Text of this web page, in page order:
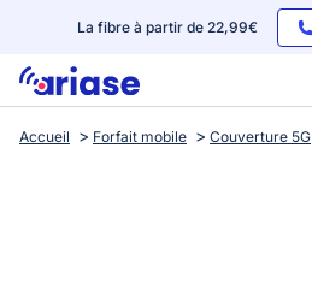
La fibre à partir de 22,99€
Box internet
Accueil Forfait mobile Couverture 5G